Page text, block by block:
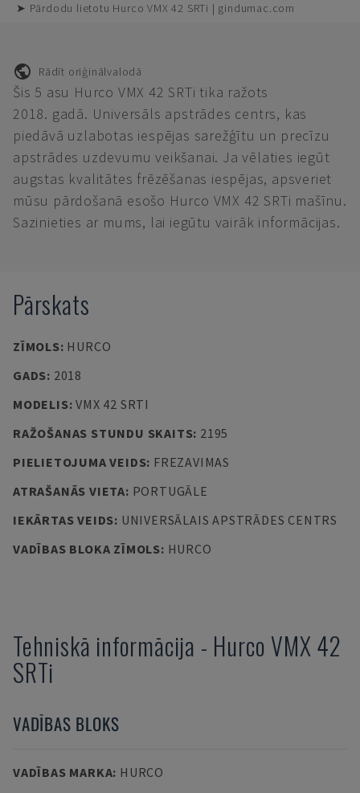
➤ Pārdodu lietotu Hurco VMX 42 SRTi | gindumac.com
Rādīt oriģinālvalodā
Šis 5 asu Hurco VMX 42 SRTi tika ražots
2018. gadā. Universāls apstrādes centrs, kas
piedāvā uzlabotas iespējas sarežģītu un precīzu
apstrādes uzdevumu veikšanai. Ja vēlaties iegūt
augstas kvalitātes frēzēšanas iespējas, apsveriet
mūsu pārdošanā esošo Hurco VMX 42 SRTi mašīnu.
Sazinieties ar mums, lai iegūtu vairāk informācijas.
Pārskats
ZĪMOLS: HURCO
GADS: 2018
MODELIS:VMX 42 SRTI
RAŽOŠANAS STUNDU SKAITS: 2195
PIELIETOJUMA VEIDS: FREZAVIMAS
ATRAŠANĀS VIETA: PORTUGĀLE
IEKĀRTAS VEIDS: UNIVERSĀLAIS APSTRĀDES CENTRS
VADĪBAS BLOKA ZĪMOLS: HURCO
Tehniskā informācija - Hurco VMX 42
SRTi
VADĪBAS BLOKS
VADĪBAS MARKA: HURCO